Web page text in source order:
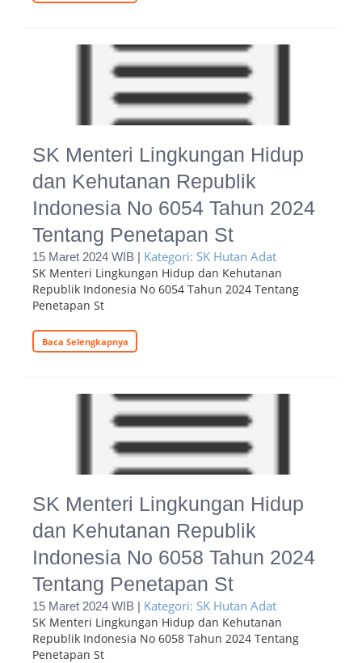
SK Menteri Lingkungan Hidup
dan Kehutanan Republik
Indonesia No 6054 Tahun 2024
Tentang Penetapan St
15 Maret 2024 WIB | Kategori: SK Hutan Adat
SK Menteri Lingkungan Hidup dan Kehutanan
Republik Indonesia No 6054 Tahun 2024 Tentang
Penetapan St
Baca Selengkapnya
SK Menteri Lingkungan Hidup
dan Kehutanan Republik
Indonesia No 6058 Tahun 2024
Tentang Penetapan St
15 Maret 2024 WIB | Kategori: SK Hutan Adat
SK Menteri Lingkungan Hidup dan Kehutanan
Republik Indonesia No 6058 Tahun 2024 Tentang
Penetapan St